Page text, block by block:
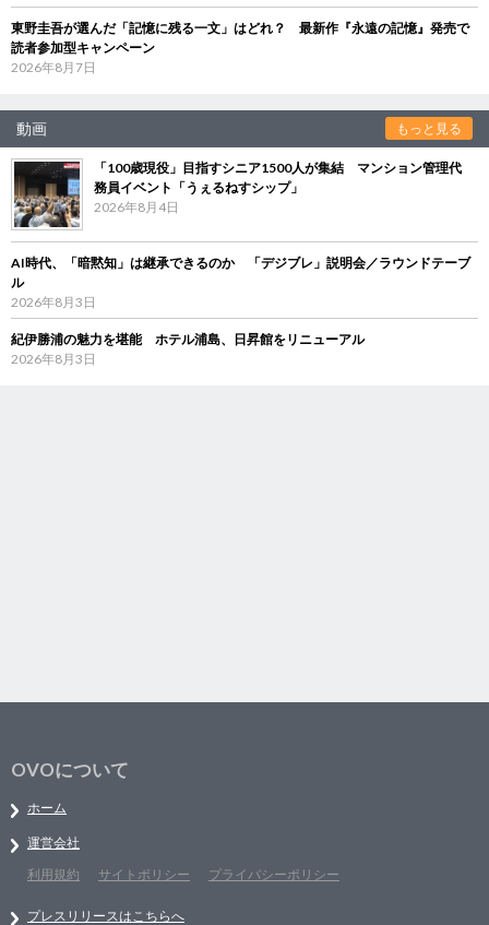
東野圭吾が選んだ「記憶に残る一文」はどれ？ 最新作『永遠の記憶』発売で
読者参加型キャンペーン
2026年8月7日
動画 もっと見る
「100歳現役」目指すシニア1500人が集結 マンション管理代
務員イベント「うぇるねすシップ」
2026年8月4日
AI時代、「暗黙知」は継承できるのか 「デジブレ」説明会／ラウンドテーブ
ル
2026年8月3日
紀伊勝浦の魅力を堪能 ホテル浦島、日昇館をリニューアル
2026年8月3日
OVOについて
ホーム
運営会社
利用規約
サイトポリシー プライバシーポリシー
プレスリリースはこちらへ